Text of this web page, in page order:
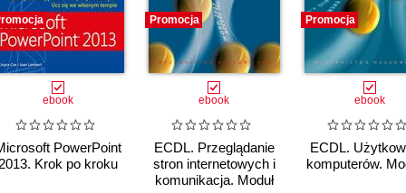
ebook
PowerPoint
2013. Krok po kroku
Promocja
ebook
ECDL. Przeglądanie
stron internetowych i
komunikacja. Moduł
Promocja
ebook
ECDL.
komputerów.